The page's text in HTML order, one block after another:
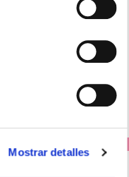
Mostrar detalles